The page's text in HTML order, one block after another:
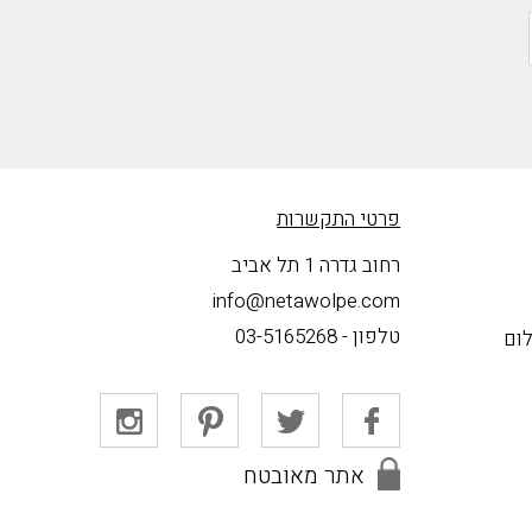
פרטי התקשרות
רחוב גדרה 1 תל אביב
info@netawolpe.com
טלפון -03-5165268
אתר מאובטח